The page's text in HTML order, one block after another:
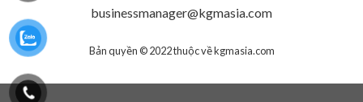
businessmanager@kgmasia.com
Bản quyền © 2022 thuộc vềkgmasia.com